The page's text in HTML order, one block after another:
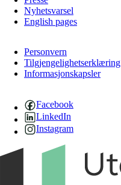
Nyhetsvarsel
English pages
Personvern
Tilgjengelighetserklæring
Informasjonskapsler
Facebook
LinkedIn
Instagram